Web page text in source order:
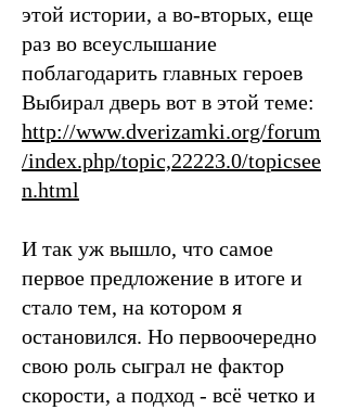
этой истории, а во-вторых, еще
раз во всеуслышание
поблагодарить главных героев
Выбирал дверь вот в этой теме:
http://www.dverizamki.org/forum
/index.php/topic,22223.0/topicsee
n.html
И так уж вышло, что самое
первое предложение в итоге и
стало тем, на котором я
остановился. Но первоочередно
свою роль сыграл не фактор
скорости, а подход - всё четко и